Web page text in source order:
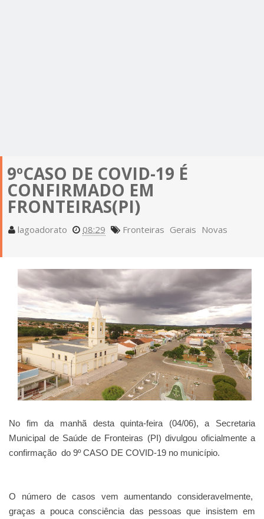
9ºCASO DE COVID-19 É
CONFIRMADO EM
FRONTEIRAS(PI)
lagoadorato 08:29 Fronteiras Gerais Novas
No fim da manhã desta quinta-feira (04/06), a Secretaria
Municipal de Saúde de Fronteiras (PI) divulgou oficialmente a
confirmação do 9º CASO DE COVID-19 no município.
O número de casos vem aumentando consideravelmente,
graças a pouca consciência das pessoas que insistem em